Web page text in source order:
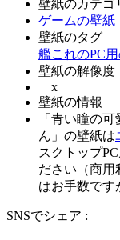
壁紙のカテゴ
ゲームの壁紙
壁紙のタグ
艦これのPC
壁紙の解像度
x
壁紙の情報
「青い瞳の
ん」の壁紙は
スクトップ
ださい（商用
はお手数です
SNSでシェア :